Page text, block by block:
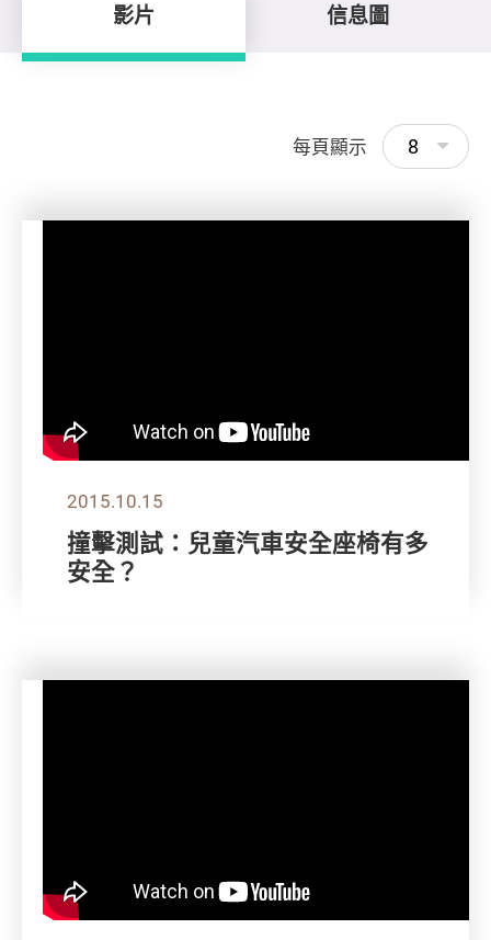
影片 信息圖
每頁顯示 8
2015.10.15
撞擊測試：兒童汽車安全座椅有多
安全？